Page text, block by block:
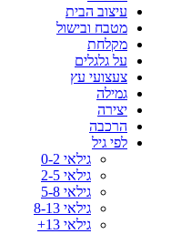
עיצוב הבית
מטבח ובישול
מקלחת
על גלגלים
צעצועי עץ
גמילה
יצירה
הרכבה
לפי גיל
גילאי 0-2
גילאי 2-5
גילאי 5-8
גילאי 8-13
גילאי 13+